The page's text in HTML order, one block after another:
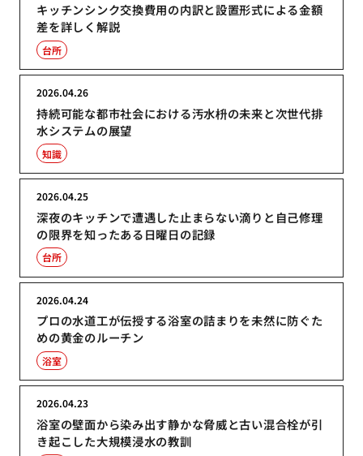
キッチンシンク交換費用の内訳と設置形式による金額
差を詳しく解説
台所
持続可能な都市社会における汚水枡の未来と次世代排
水システムの展望
2026.04.26
知識
深夜のキッチンで遭遇した止まらない滴りと自己修理
の限界を知ったある日曜日の記録
2026.04.25
台所
プロの水道工が伝授する浴室の詰まりを未然に防ぐた
めの黄金のルーチン
2026.04.24
浴室
浴室の壁面から染み出す静かな脅威と古い混合栓が引
き起こした大規模浸水の教訓
2026.04.23